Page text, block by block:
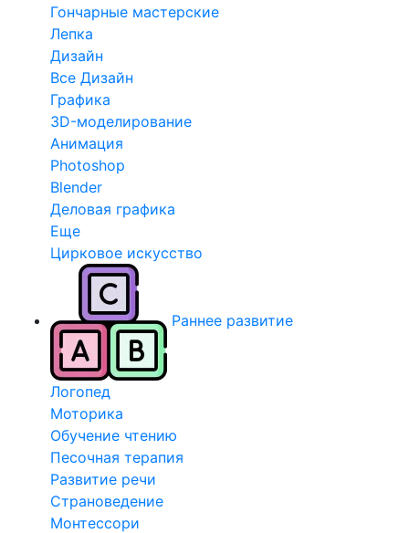
Гончарные мастерские
Лепка
Дизайн
Все Дизайн
Графика
3D-моделирование
Анимация
Photoshop
Blender
Деловая графика
Еще
Цирковое искусство
Раннее развитие
Логопед
Моторика
Обучение чтению
Песочная терапия
Развитие речи
Страноведение
Монтессори